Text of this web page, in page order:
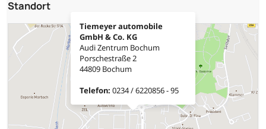
Standort
Tiemeyer automobile
GmbH & Co. KG
Audi Zentrum Bochum
Porschestraße 2
44809 Bochum
Telefon: 0234 / 6220856 - 95